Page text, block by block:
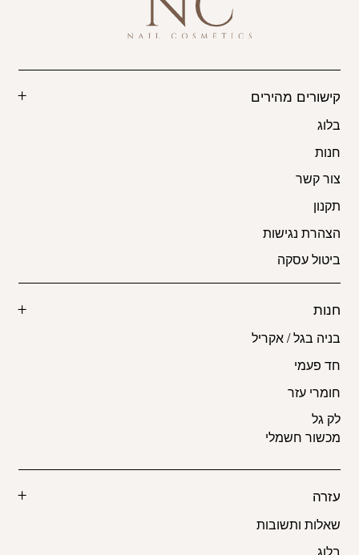
קישורים מהירים
בלוג
חנות
צור קשר
תקנון
הצהרת נגישות
ביטול עסקה
חנות
בניה בגל / אקריל
חד פעמי
חומרי עזר
לק גל
מכשור חשמלי
עזרה
שאלות ותשובות
בלוג